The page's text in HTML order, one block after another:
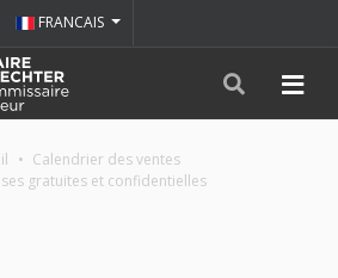
FRANCAIS
Calendrier des ventes
gratuites et confidentielles